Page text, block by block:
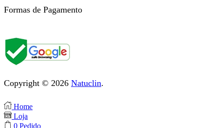
Formas de Pagamento
Copyright © 2026 Natuclin.
Home
Loja
0 Pedido